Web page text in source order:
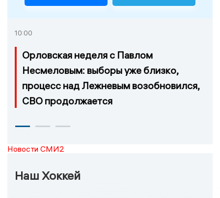
10:00
Орловская неделя с Павлом
Несмеловым: выборы уже близко,
процесс над Лежневым возобновился,
СВО продолжается
Новости СМИ2
Наш Хоккей